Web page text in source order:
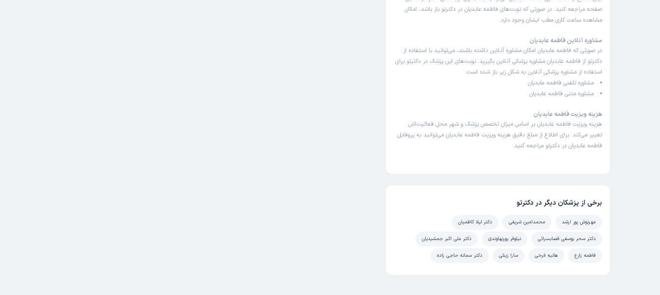
صفحه مراجعه کنید. در صورتی که نوبت‌های فاطمه عابدیان در دکترتو باز باشد، امکان
مشاهده ساعت کاری مطب ایشان وجود دارد.
مشاوره آنلاین فاطمه عابدیان
در صورتی که فاطمه عابدیان امکان مشاوره آنلاین داشته باشند، می‌توانید با استفاده از
دکترتو از فاطمه عابدیان مشاوره پزشکی آنلاین بگیرید. نوبت‌های این پزشک در دکترتو برای
استفاده از مشاوره پزشکی آنلاین به شکل زیر باز شده است:
مشاوره تلفنی فاطمه عابدیان
مشاوره متنی فاطمه عابدیان
هزینه ویزیت فاطمه عابدیان
هزینه ویزیت فاطمه عابدیان بر اساس میزان تخصص پزشک و شهر محل فعالیت‌اش
تغییر می‌کند. برای اطلاع از مبلغ دقیق هزینه ویزیت فاطمه عابدیان می‌توانید به پروفایل
فاطمه عابدیان در دکترتو مراجعه کنید.
برخی از پزشکان دیگر در دکترتو
مهرنوش پور ارشد محمدامین شریفی دکتر لیلا کاظمیان
دکتر سحر یوسفی قصابسرائی نیلوفر پورنهاوندی دکتر علی اکبر جمشیدیان
فاطمه زارع هانیه فرخی سارا زینلی دکتر سمانه حاجی زاده